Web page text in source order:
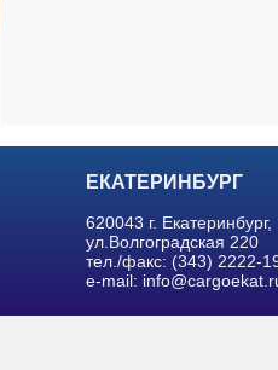
ЕКАТЕРИНБУРГ
620043 г. Екатеринбург,
ул.Волгоградская 220
тел./факс: (343) 2222-
e-mail: